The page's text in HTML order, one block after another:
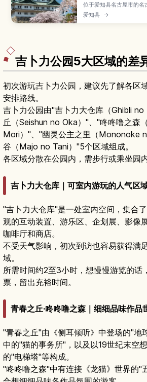
位于爱知县名古屋市的名
鯱、雄伟天守阁和复原本
郭。本文介绍名古屋城的
爱知县 →
吉卜力公园5大区域的差
初次游玩吉卜力公园，建议先了解各区
安排路线。
吉卜力公园由"吉卜力大仓库（Ghibli
丘（Seishun no Oka）"、"咚咚噜之森
Mori）"、"幽灵公主之里（Mononoke
谷（Majo no Tani）"5个区域组成。
各区域分散在公园内，需步行或乘坐园
吉卜力大仓库｜可室内游玩的人气区
"吉卜力大仓库"是一处室内空间，集合
观的互动装置、游乐区、企划展、影像
咖啡厅和商店。
不受天气影响，初次到访也容易获得满
域。
所需时间约2至3小时，想慢慢游览的话
票，留出充裕时间。
青春之丘·咚咚噜之森｜细细品味作品
"青春之丘"由《侧耳倾听》中登场的"地
中的"猫的事务所"，以及以19世纪末空
的"电梯塔"等构成。
"咚咚噜之森"中有连接《龙猫》世界的"